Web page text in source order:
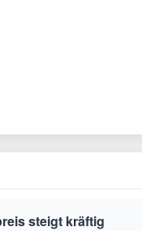
steigt kräftig